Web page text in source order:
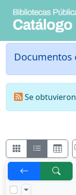
Documentos
Se obtuvieron